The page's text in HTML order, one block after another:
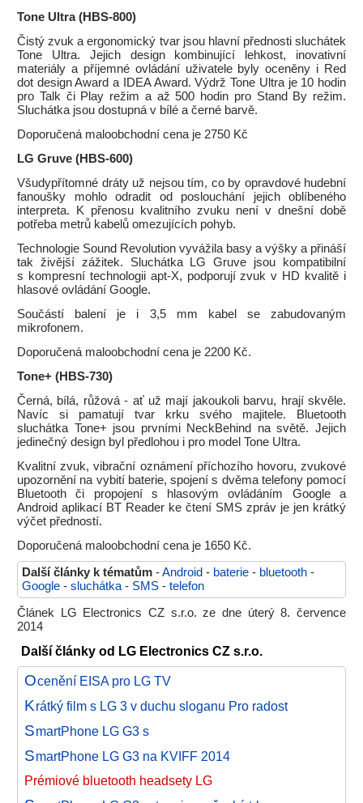
Tone Ultra (HBS-800)
Čistý zvuk a ergonomický tvar jsou hlavní přednosti sluchátek
Tone Ultra. Jejich design kombinující lehkost, inovativní
materiály a příjemné ovládání uživatele byly oceněny i Red
dot design Award a IDEA Award. Výdrž Tone Ultra je 10 hodin
pro Talk či Play režim a až 500 hodin pro Stand By režim.
Sluchátka jsou dostupná v bílé a černé barvě.
Doporučená maloobchodní cena je 2750 Kč
LG Gruve (HBS-600)
Všudypřítomné dráty už nejsou tím, co by opravdové hudební
fanoušky mohlo odradit od poslouchání jejich oblíbeného
interpreta. K přenosu kvalitního zvuku není v dnešní době
potřeba metrů kabelů omezujících pohyb.
Technologie Sound Revolution vyvážila basy a výšky a přináší
tak živější zážitek. Sluchátka LG Gruve jsou kompatibilní
s kompresní technologii apt-X, podporují zvuk v HD kvalitě i
hlasové ovládání Google.
Součástí balení je i 3,5 mm kabel se zabudovaným
mikrofonem.
Doporučená maloobchodní cena je 2200 Kč.
Tone+ (HBS-730)
Černá, bílá, růžová - ať už mají jakoukoli barvu, hrají skvěle.
Navíc si pamatují tvar krku svého majitele. Bluetooth
sluchátka Tone+ jsou prvními NeckBehind na světě. Jejich
jedinečný design byl předlohou i pro model Tone Ultra.
Kvalitní zvuk, vibrační oznámení příchozího hovoru, zvukové
upozornění na vybití baterie, spojení s dvěma telefony pomocí
Bluetooth či propojení s hlasovým ovládáním Google a
Android aplikací BT Reader ke čtení SMS zpráv je jen krátký
výčet předností.
Doporučená maloobchodní cena je 1650 Kč.
Další články k tématům -Android - baterie - bluetooth -
Google - sluchátka - SMS - telefon
Článek LG Electronics CZ s.r.o. ze dne úterý 8. července
2014
Další články od LG Electronics CZ s.r.o.
Ocenění EISA pro LG TV
Krátký film s LG 3 v duchu sloganu Pro radost
SmartPhone LG G3 s
SmartPhone LG G3 na KVIFF 2014
Prémiové bluetooth headsety LG